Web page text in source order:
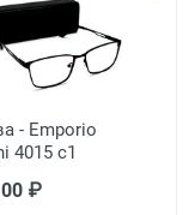
- Emporio
4015 c1
₽